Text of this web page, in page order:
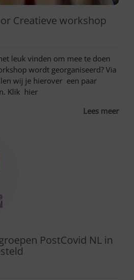
Creatieve workshop
leuk vinden om mee te doen
wordt georganiseerd? Via
wij je hierover een paar
Klik hier
Lees meer
PostCovid NL in